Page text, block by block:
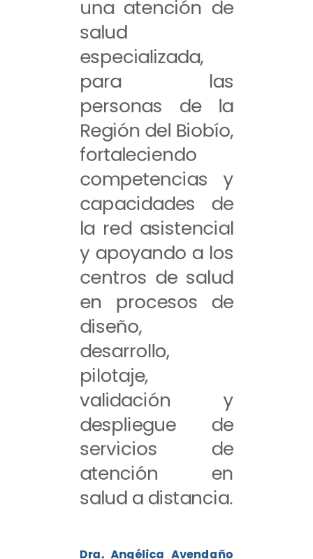
una atención de
salud
especializada,
para las
personas de la
Región del Biobío,
fortaleciendo
competencias y
capacidades de
la red asistencial
y apoyando a los
centros de salud
en procesos de
diseño,
desarrollo,
pilotaje,
validación y
despliegue de
servicios de
atención en
salud a distancia.
Dra. Angélica Avendaño